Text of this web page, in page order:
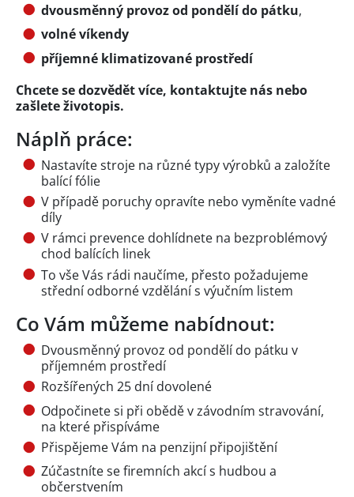
dvousměnný provoz od pondělí do pátku,
volné víkendy
příjemné klimatizované prostředí
Chcete se dozvědět více, kontaktujte nás nebo
zašlete životopis.
Náplň práce:
Nastavíte stroje na různé typy výrobků a založíte
balící fólie
V případě poruchy opravíte nebo vyměníte vadné
díly
V rámci prevence dohlídnete na bezproblémový
chod balících linek
To vše Vás rádi naučíme, přesto požadujeme
střední odborné vzdělání s výučním listem
Co Vám můžeme nabídnout:
Dvousměnný provoz od pondělí do pátku v
příjemném prostředí
Rozšířených 25 dní dovolené
Odpočinete si při obědě v závodním stravování,
na které přispíváme
Přispějeme Vám na penzijní připojištění
Zúčastníte se firemních akcí s hudbou a
občerstvením